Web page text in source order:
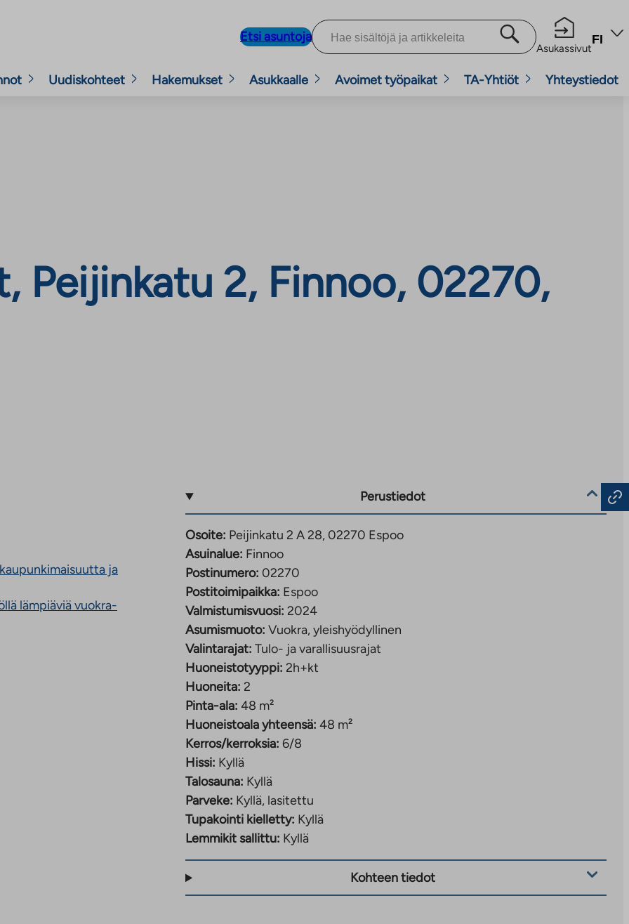
Etsi asuntoja
Asukassivut
FI
Uudiskohteet Hakemukset Asukkaalle Avoimet työpaikat TA-Yhtiöt Yhteystiedot
Peijinkatu 2, Finnoo, 02270,
ja
lämpiäviä vuokra-
Perustiedot
Osoite: Peijinkatu 2 A 28, 02270 Espoo
Asuinalue: Finnoo
Postinumero: 02270
Postitoimipaikka: Espoo
Valmistumisvuosi: 2024
Asumismuoto: Vuokra, yleishyödyllinen
Valintarajat: Tulo- ja varallisuusrajat
Huoneistotyyppi: 2h+kt
Huoneita: 2
Pinta-ala: 48 m²
Huoneistoala yhteensä: 48 m²
Kerros/kerroksia: 6/8
Hissi: Kyllä
Talosauna: Kyllä
Parveke: Kyllä, lasitettu
Tupakointi kielletty: Kyllä
Lemmikit sallittu: Kyllä
Kohteen tiedot